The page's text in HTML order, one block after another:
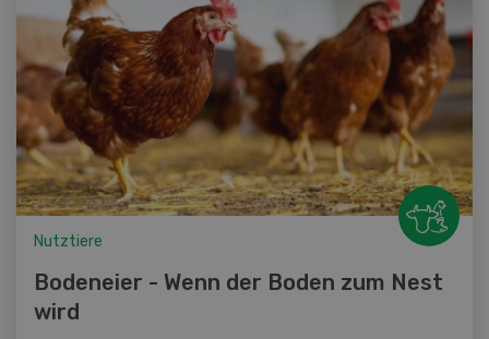
Nutztiere
Bodeneier - Wenn der Boden zum Nest
wird